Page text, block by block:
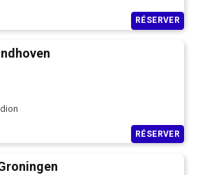
RÉSERVER
RÉSERVER